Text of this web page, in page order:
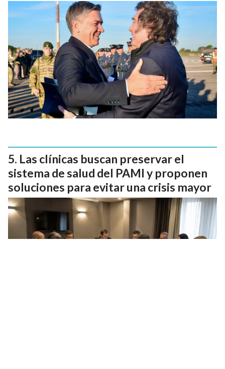
Las clínicas buscan preservar el
sistema de salud del PAMI y proponen
soluciones para evitar una crisis mayor